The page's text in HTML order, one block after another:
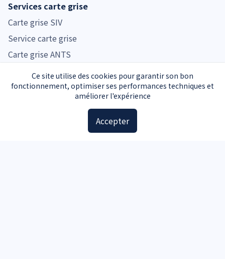
Ce site utilise des cookies pour garantir son bon
fonctionnement, optimiser ses performances techniques et
améliorer l'expérience
Accepter
Services carte grise
Carte grise SIV
Service carte grise
Carte grise ANTS
Prix carte grise
Tarifs carte grise par région
Tarifs carte grise par véhicule